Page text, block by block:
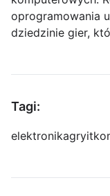
oprogramowania
dziedzinie gier,
Tagi:
elektronikagryit